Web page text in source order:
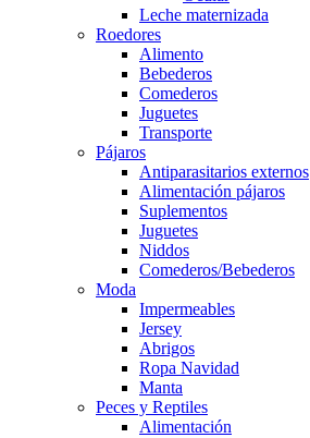
Leche maternizada
Roedores
Alimento
Bebederos
Comederos
Juguetes
Transporte
Pájaros
Antiparasitarios externos
Alimentación pájaros
Suplementos
Juguetes
Niddos
Comederos/Bebederos
Moda
Impermeables
Jersey
Abrigos
Ropa Navidad
Manta
Peces y Reptiles
Alimentación